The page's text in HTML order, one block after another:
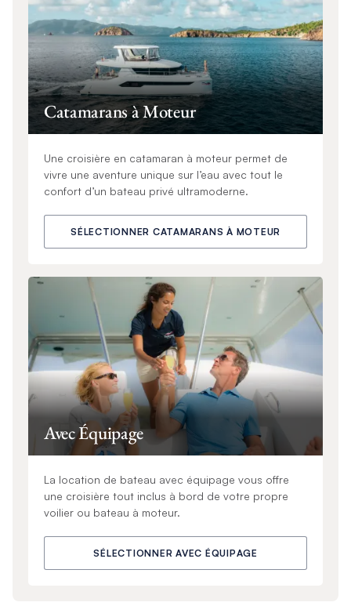
Catamarans à Moteur
Une croisière en catamaran à moteur permet de
vivre une aventure unique sur l’eau avec tout le
confort d’un bateau privé ultramoderne.
SÉLECTIONNER CATAMARANS À MOTEUR
Avec Équipage
La location de bateau avec équipage vous offre
une croisière tout inclus à bord de votre propre
voilier ou bateau à moteur.
SÉLECTIONNER AVEC ÉQUIPAGE